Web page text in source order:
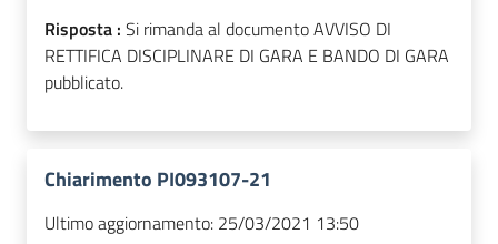
Risposta : Si rimanda al documento AVVISO DI
RETTIFICA DISCIPLINARE DI GARA E BANDO DI GARA
pubblicato.
Chiarimento PI093107-21
Ultimo aggiornamento: 25/03/2021 13:50